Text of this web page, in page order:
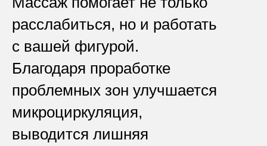
расслабиться, но и работать
с вашей фигурой.
Благодаря проработке
проблемных зон улучшается
микроциркуляция,
выводится лишняя